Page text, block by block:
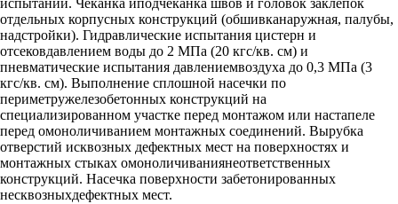
испытании. Чеканка иподчеканка швов и головок заклепок
отдельных корпусных конструкций (обшивканаружная, палубы,
надстройки). Гидравлические испытания цистерн и
отсековдавлением воды до 2 МПа (20 кгс/кв. см) и
пневматические испытания давлениемвоздуха до 0,3 МПа (3
кгс/кв. см). Выполнение сплошной насечки по
периметружелезобетонных конструкций на
специализированном участке перед монтажом или настапеле
перед омоноличиванием монтажных соединений. Вырубка
отверстий исквозных дефектных мест на поверхностях и
монтажных стыках омоноличиваниянеответственных
конструкций. Насечка поверхности забетонированных
несквозныхдефектных мест.